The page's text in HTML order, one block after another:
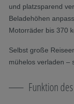
und platzsparend
Beladehöhen
Motorräder bis 370
Selbst große
mühelos verladen –
Funktion